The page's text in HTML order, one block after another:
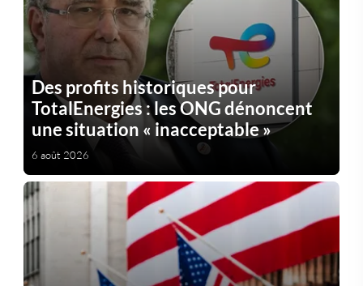
Des profits historiques pour
TotalEnergies : les ONG dénoncent
une situation « inacceptable »
6 août 2026